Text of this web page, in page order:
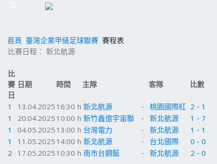
首頁 臺灣企業甲級足球聯賽 賽程表
比賽日程： 新北航源
比
賽
日
日期 時間 主隊 客隊 比數
1 13.04.2025 16:30 h 新北航源 - 桃園國際紅 2 - 1
1
20.04.2025 10:00 h 新竹鑫億宇宙聯 - 新北航源
1 - 7
1
04.05.2025 13:00 h 台灣電力 - 新北航源
1 - 1
1
11.05.2025 14:00 h 新北航源 - 台北國際
0 - 0
2
17.05.2025 10:30 h 南市台鋼藍 - 新北航源 2 - 0